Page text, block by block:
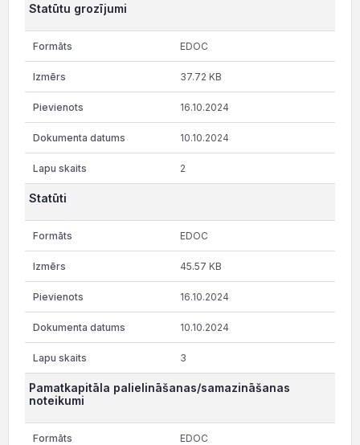
Statūtu grozījumi
EDOC
37.72 KB
16.10.2024
10.10.2024
2
Statūti
EDOC
45.57 KB
16.10.2024
10.10.2024
3
Pamatkapitāla palielināšanas/samazināšanas
noteikumi
EDOC